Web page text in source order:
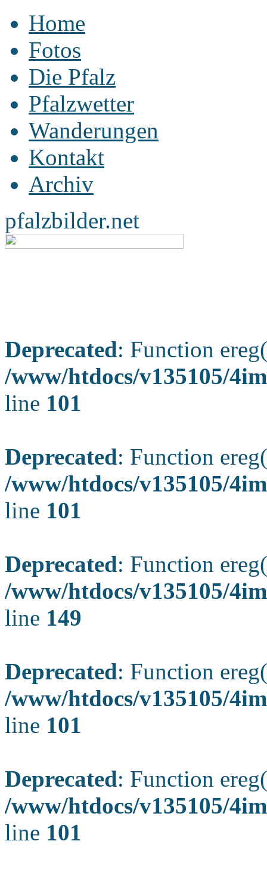
Home
Fotos
Die Pfalz
Pfalzwetter
Wanderungen
Kontakt
Archiv
pfalzbilder.net
Deprecated: Function
/www/htdocs/v135105/
line 101
Deprecated: Function
/www/htdocs/v135105/
line 101
Deprecated: Function
/www/htdocs/v135105/
line 149
Deprecated: Function
/www/htdocs/v135105/
line 101
Deprecated: Function
/www/htdocs/v135105/
line 101